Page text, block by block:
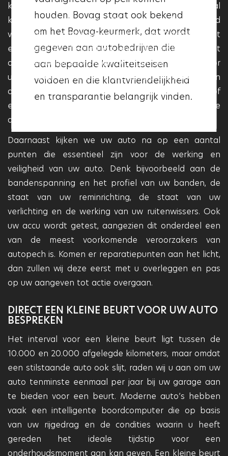
kleine beurt weer onbezorgd een groot aantal
kilometers kunt maken. Olie zorgt er bijvoorbeeld
voor dat uw motor soepel blijft lopen. Daarom is het
essentieel dat de olie tijdig wordt ververst en dat het
oliefilter wordt vervangen. Dit doen wij dan ook voor
u tijdens de kleine beurt. We controleren bovendien
ook uw vloeistoffen zoals koelvloeistof, remvloeistof
en ruitenwisservloeistof. Indien nodig worden deze
door ons bijgevuld.
Daarnaast kijken we uw auto na op een aantal
punten die essentieel zijn voor de werking en
veiligheid van uw auto. Denk bijvoorbeeld aan de
bandenspanning en het profiel van uw banden, de
staat van uw reminrichting, de staat van uw
verlichting en de werking van uw ruitenwissers. Ook
uw accu wordt getest, aangezien dit onderdeel een
van de meest voorkomende veroorzakers van
autopech is. Komen er reparatiepunten aan het licht,
dan zullen wij deze eerst met u overleggen en pas
op uw aangeven tot actie overgaan.
DIRECT EEN KLEINE BEURT VOOR UW AUTO
BESPREKEN
Het interval voor een kleine beurt ligt tussen de
10.000 en 20.000 afgelegde kilometers, maar omdat
een stilstaande auto ook slijt, raden wij u aan om uw
auto tenminste eenmaal per jaar bij uw garage aan
te bieden voor een beurt. Moderne auto’s hebben
vaak een intelligente boordcomputer die op basis
van uw rijgedrag en de condities waarin u heeft
gereden het ideale tijdstip voor een
onderhoudsmoment aan kan geven. Een kleine beurt
klantvriendelijkheid. Als een
garage het Vakgarage logo heeft,
betekent dit dat deze aan deze
kwaliteitseisen voldoet en dat
deze garage betrouwbaar en
professioneel is.
houden. Bovag staat ook bekend
om het Bovag-keurmerk, dat wordt
gegeven aan autobedrijven die
aan bepaalde kwaliteitseisen
voldoen en die klantvriendelijkheid
en transparantie belangrijk vinden.